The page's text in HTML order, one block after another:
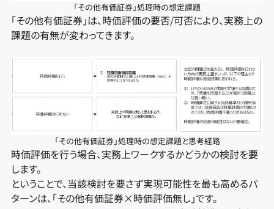
「その他有価証券」処理時の想定課題
「その他有価証券」は、時価評価の要否/可否により、実務上の
課題の有無が変わってきます。
「その他有価証券」処理時の想定課題と思考経路
時価評価を行う場合、実務上ワークするかどうかの検討を要
します。
ということで、当該検討を要さず実現可能性を最も高めるパ
ターンは、「その他有価証券×時価評価無し」です。